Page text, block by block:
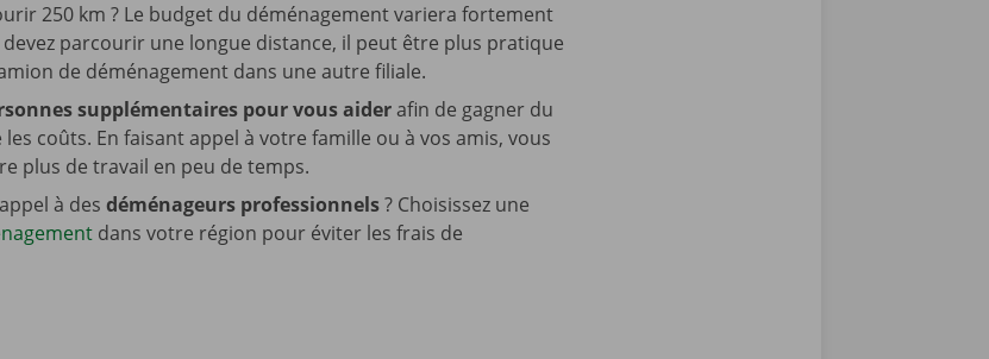
250 km ? Le budget du déménagement variera fortement
parcourir une longue distance, il peut être plus pratique
de déménagement dans une autre filiale.
supplémentaires pour vous aiderafin de gagner du
coûts. En faisant appel à votre famille ou à vos amis, vous
plus de travail en peu de temps.
à des déménageurs professionnels? Choisissez une
dans votre région pour éviter les frais de